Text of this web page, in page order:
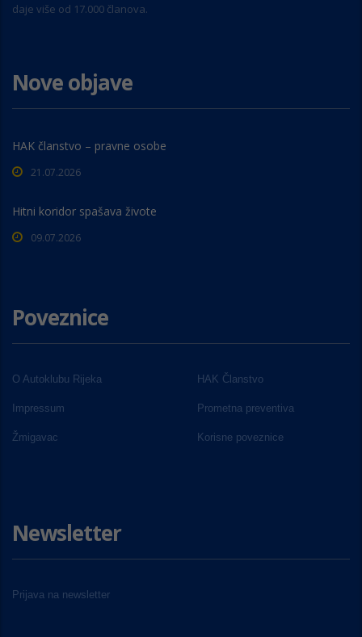
daje više od 17.000 članova.
Nove objave
HAK članstvo – pravne osobe
21.07.2026
Hitni koridor spašava živote
09.07.2026
Poveznice
O Autoklubu Rijeka HAK Članstvo
Impressum Prometna preventiva
Žmigavac Korisne poveznice
Newsletter
Prijava na newsletter